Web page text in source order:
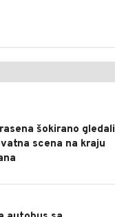
šokirano gledali
scena na kraju